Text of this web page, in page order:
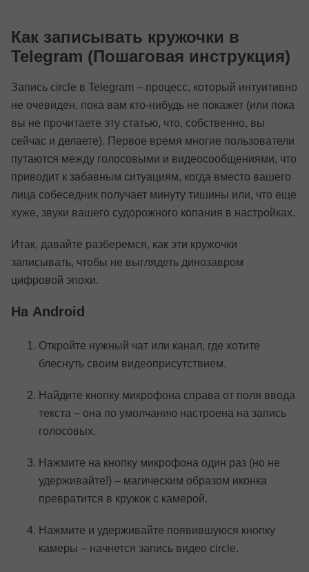
Как записывать кружочки в
Telegram (Пошаговая инструкция)
Запись circle в Telegram – процесс, который интуитивно
не очевиден, пока вам кто-нибудь не покажет (или пока
вы не прочитаете эту статью, что, собственно, вы
сейчас и делаете). Первое время многие пользователи
путаются между голосовыми и видеосообщениями, что
приводит к забавным ситуациям, когда вместо вашего
лица собеседник получает минуту тишины или, что еще
хуже, звуки вашего судорожного копания в настройках.
Итак, давайте разберемся, как эти кружочки
записывать, чтобы не выглядеть динозавром
цифровой эпохи.
На Android
Откройте нужный чат или канал, где хотите
блеснуть своим видеоприсутствием.
Найдите кнопку микрофона справа от поля ввода
текста – она по умолчанию настроена на запись
голосовых.
Нажмите на кнопку микрофона один раз (но не
удерживайте!) – магическим образом иконка
превратится в кружок с камерой.
Нажмите и удерживайте появившуюся кнопку
камеры – начнется запись видео circle.